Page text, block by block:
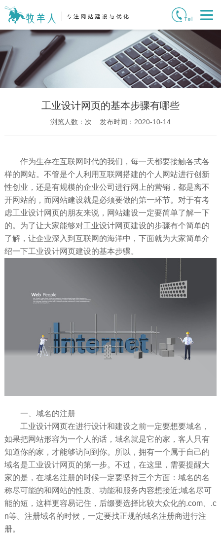
工业设计网页的基本步骤有哪些
浏览人数： 次 发布时间：2020-10-14
作为生存在互联网时代的我们，每一天都要接触各式各
样的网站。不管是个人利用互联网搭建的个人网站进行创新
性创业，还是有规模的企业公司进行网上的营销，都是离不
开网站的，而网站建设就是必须要做的第一环节。对于有考
虑工业设计网页的朋友来说，网站建设一定要简单了解一下
的。为了让大家能够对工业设计网页建设的步骤有个简单的
了解，让企业深入到互联网的海洋中，下面就为大家简单介
绍一下工业设计网页建设的基本步骤。
一、域名的注册
工业设计网页在进行设计和建设之前一定要想要域名，
如果把网站形容为一个人的话，域名就是它的家，客人只有
知道你的家，才能够访问到你。所以，拥有一个属于自己的
域名是工业设计网页的第一步。不过，在这里，需要提醒大
家的是，在域名注册的时候一定要坚持三个方面：域名的名
称尽可能的和网站的性质、功能和服务内容想接近;域名尽可
能的短，这样更容易记住，后缀要选择比较大众化的.com、.c
n等。注册域名的时候，一定要找正规的域名注册商进行注
册。